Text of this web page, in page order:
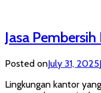
Jasa
Posted onJuly 31, 2025
Lingkungan kantor